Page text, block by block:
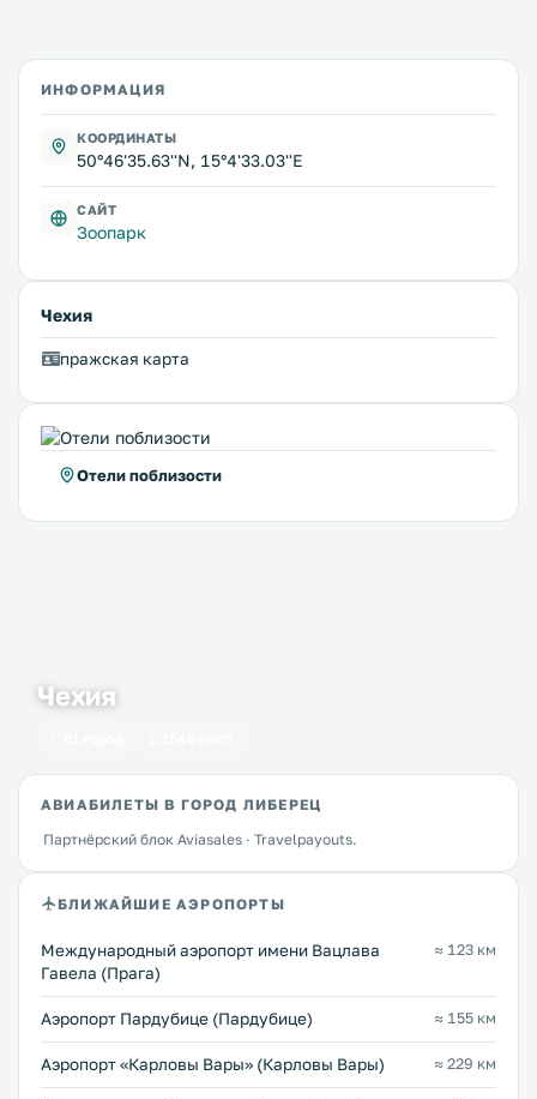
ИНФОРМАЦИЯ
КООРДИНАТЫ
50°46'35.63''N, 15°4'33.03''E
САЙТ
Зоопарк
Чехия
пражская карта
Отели поблизости
Чехия
АВИАБИЛЕТЫ В ГОРОД ЛИБЕРЕЦ
Партнёрский блок Aviasales · Travelpayouts.
БЛИЖАЙШИЕ АЭРОПОРТЫ
Международный аэропорт имени Вацлава
Гавела (Прага)
≈ 123 км
Аэропорт Пардубице (Пардубице) ≈ 155 км
Аэропорт «Карловы Вары» (Карловы Вары) ≈ 229 км